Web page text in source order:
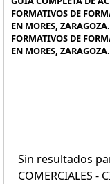
FORMATIVOS DE
EN MORES,
FORMATIVOS DE
EN MORES,
Sin resultados
COMERCIALES -